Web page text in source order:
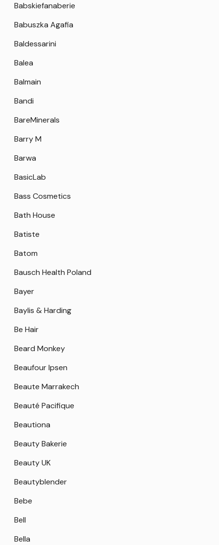
Babskiefanaberie
Babuszka Agafia
Baldessarini
Balea
Balmain
Bandi
BareMinerals
Barry M
Barwa
BasicLab
Bass Cosmetics
Bath House
Batiste
Batom
Bausch Health Poland
Bayer
Baylis & Harding
Be Hair
Beard Monkey
Beaufour Ipsen
Beaute Marrakech
Beauté Pacifique
Beautiona
Beauty Bakerie
Beauty UK
Beautyblender
Bebe
Bell
Bella